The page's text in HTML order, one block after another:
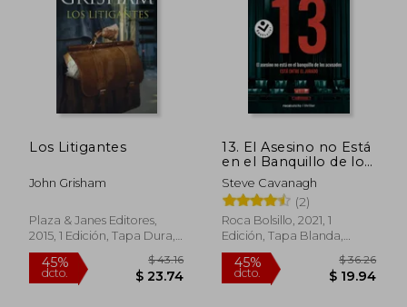
45% 45%
Los Litigantes
John Grisham
Plaza & Janes Editores,
2015, 1 Edición, Tapa Dura,
Usado
13. El Asesino no Está
en el Banquillo de los
Acusados, Está Entre
el Jurado (Serie Eddie
Flynn 1)
Steve Cavanagh
(2)
Roca Bolsillo, 2021, 1
Edición, Tapa Blanda,
Nuevo